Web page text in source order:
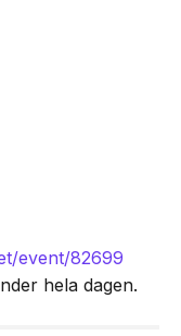
event/82699
hela dagen.